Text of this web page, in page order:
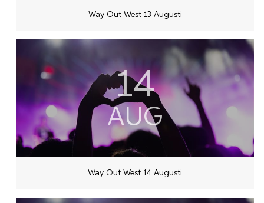
Way Out West 13 Augusti
14
AUG
Way Out West 14 Augusti